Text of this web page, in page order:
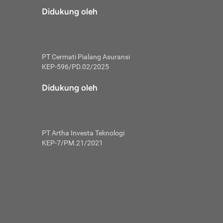
tidak
skor
Mulai
kembali ideal.
utang
Didukung oleh
PT Cermati Pialang Asuransi
KEP-596/PD.02/2025
Didukung oleh
PT Artha Investa Teknologi
KEP-7/PM.21/2021